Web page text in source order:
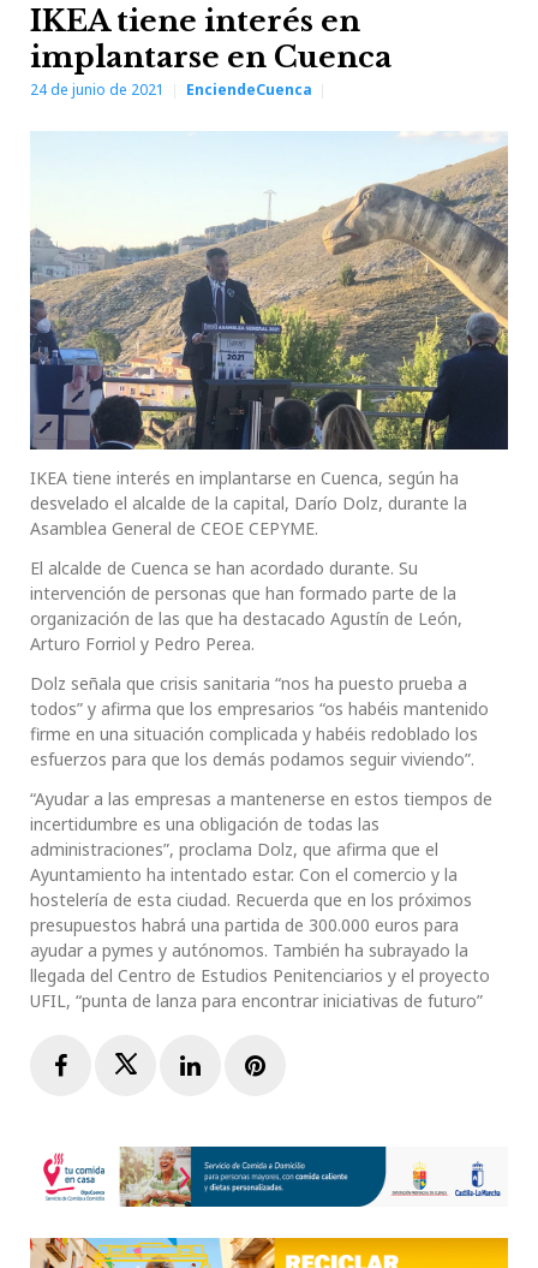
IKEA tiene interés en
implantarse en Cuenca
24 de junio de 2021 EnciendeCuenca
IKEA tiene interés en implantarse en Cuenca, según ha
desvelado el alcalde de la capital, Darío Dolz, durante la
Asamblea General de CEOE CEPYME.
El alcalde de Cuenca se han acordado durante. Su
intervención de personas que han formado parte de la
organización de las que ha destacado Agustín de León,
Arturo Forriol y Pedro Perea.
Dolz señala que crisis sanitaria “nos ha puesto prueba a
todos” y afirma que los empresarios “os habéis mantenido
firme en una situación complicada y habéis redoblado los
esfuerzos para que los demás podamos seguir viviendo”.
“Ayudar a las empresas a mantenerse en estos tiempos de
incertidumbre es una obligación de todas las
administraciones”, proclama Dolz, que afirma que el
Ayuntamiento ha intentado estar. Con el comercio y la
hostelería de esta ciudad. Recuerda que en los próximos
presupuestos habrá una partida de 300.000 euros para
ayudar a pymes y autónomos. También ha subrayado la
llegada del Centro de Estudios Penitenciarios y el proyecto
UFIL, “punta de lanza para encontrar iniciativas de futuro”
FacebookTwitterLinkedInPinterest